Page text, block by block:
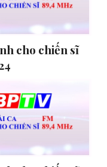
cho chiến sĩ